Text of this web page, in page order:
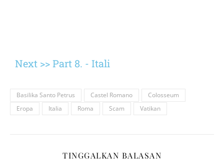
Next >> Part 8. - Itali
Basilika Santo Petrus Castel Romano
Colosseum
Eropa
Italia Roma Scam Vatikan
TINGGALKAN BALASAN